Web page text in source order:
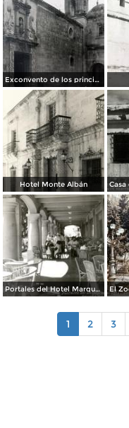
Exconvento de los principes.
Hotel Monte Albán
Portales del Hotel Marqués del Valle
1 2 3